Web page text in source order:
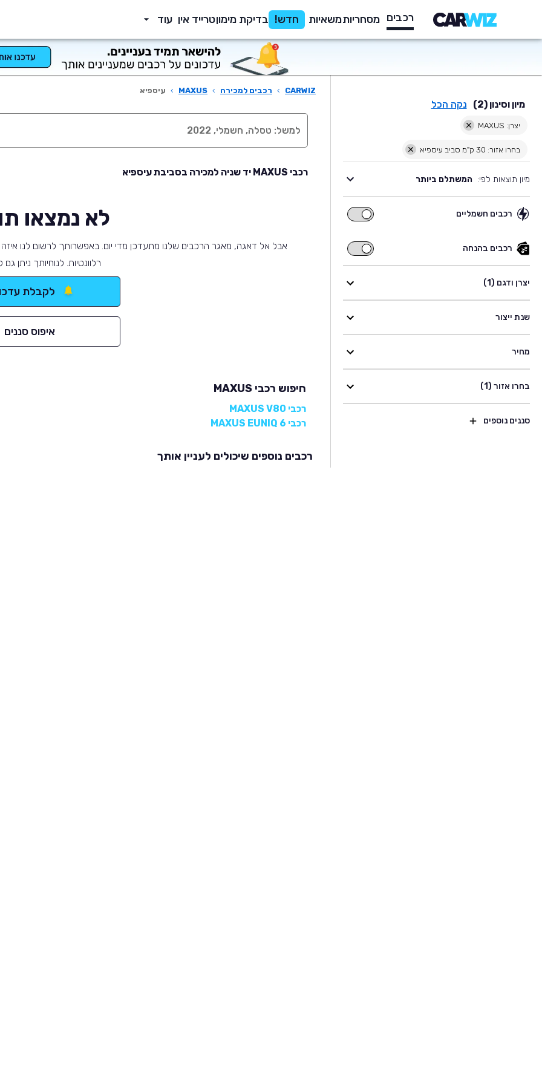
רכבים מסחריותמשאיות חדש! בדיקת מימוןטרייד אין עוד
מיון וסינון (2) נקה הכל
יצרן: MAXUS
בחרו אזור: 30 ק"מ סביב עיספיא
מיון תוצאות לפי: המשתלם ביותר
רכבים חשמליים
רכבים
רכבים בהנחה
רכבים
בהנחה
יצרן ודגם (1)
שנת ייצור
מחיר
בחרו אזור (1)
סננים נוספים
CARWIZ
› רכבים למכירה ›
MAXUS
› עיספיא
רכבי MAXUS יד שניה למכירה בסביבת עיספיא
לא נמצאו
אבל אל דאגה, מאגר הרכבים שלנו מתעדכן מדי יום. באפשרותך לרשום לנו
רלוונטיות. לנוחיותך ניתן
לקבלת
איפוס סננים
חיפוש רכבי MAXUS
רכבי MAXUS V80
רכבי MAXUS EUNIQ 6
רכבים נוספים שיכולים לעניין אותך